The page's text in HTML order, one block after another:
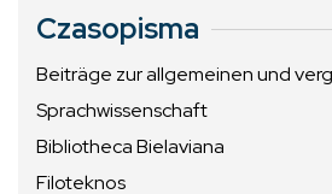
Czasopisma
Beiträge zur allgemeinen und
Sprachwissenschaft
Bibliotheca Bielaviana
Filoteknos